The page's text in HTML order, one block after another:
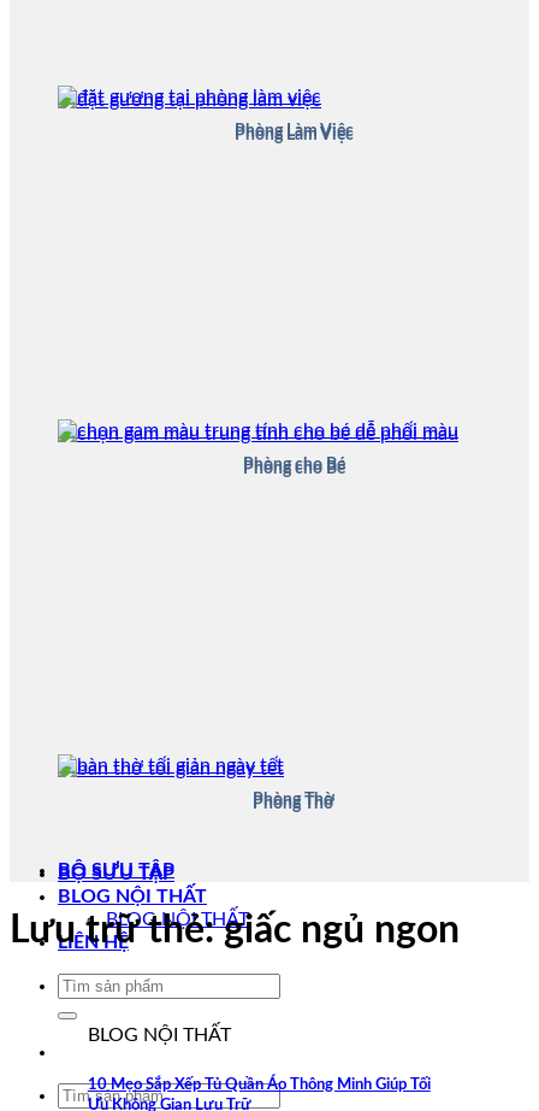
Phòng Làm Việc
Phòng cho Bé
Phòng Thờ
BỘ SƯU TẬP
BLOG NỘI THẤT
BLOG NỘI THẤT
LIÊN HỆ
Tìm
Tìm
Phòng Làm Việc
Phòng cho Bé
Phòng Thờ
BỘ SƯU TẬP
Lưu trữ thẻ:giấc ngủ ngon
BLOG NỘI THẤT
10 Mẹo Sắp Xếp Tủ Quần Áo Thông Minh Giúp Tối
Ưu Không Gian Lưu Trữ